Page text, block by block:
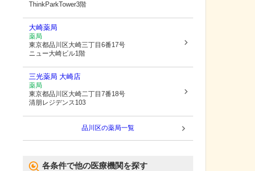
ThinkParkTower3階
大崎薬局
薬局
東京都品川区大崎三丁目6番17号
ニュー大崎ビル1階
三光薬局 大崎店
薬局
東京都品川区大崎二丁目7番18号
清朋レジデンス103
品川区の薬局一覧
各条件で他の医療機関を探す